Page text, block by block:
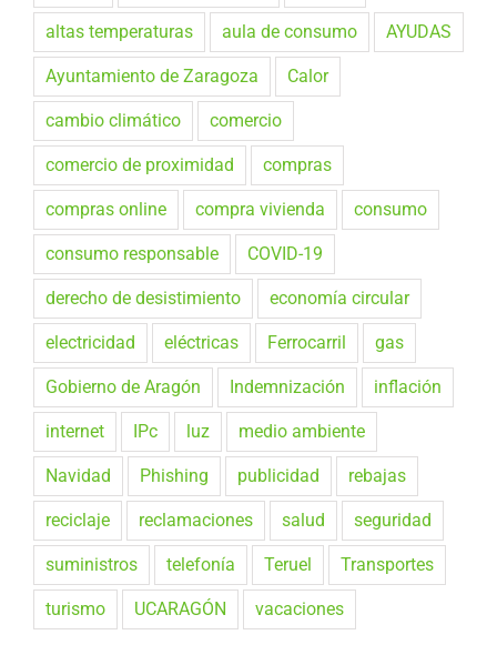
altas temperaturas aula de consumo AYUDAS
Ayuntamiento de Zaragoza Calor
cambio climático comercio
comercio de proximidad compras
compras online compra vivienda consumo
consumo responsable COVID-19
derecho de desistimiento economía circular
electricidad eléctricas Ferrocarril gas
Gobierno de Aragón Indemnización inflación
internet IPc luz medio ambiente
Navidad Phishing publicidad rebajas
reciclaje reclamaciones salud seguridad
suministros telefonía Teruel Transportes
turismo UCARAGÓN vacaciones